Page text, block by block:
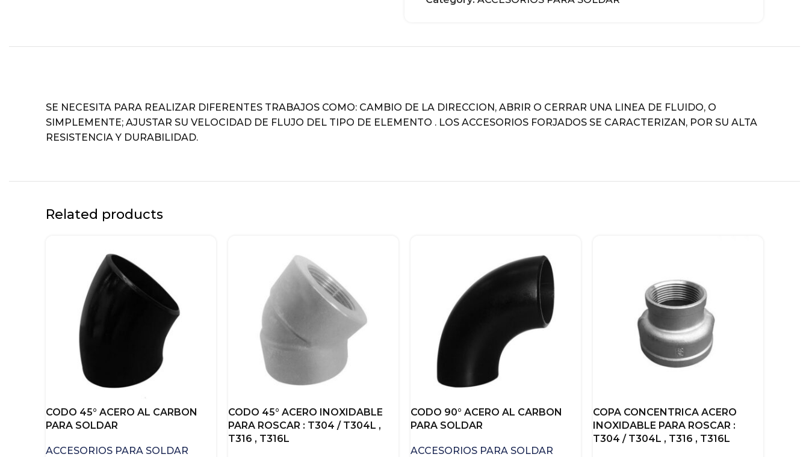
SE NECESITA PARA REALIZAR DIFERENTES TRABAJOS COMO: CAMBIO DE LA DIRECCION, ABRIR O CERRAR UNA LINEA DE FLUIDO, O
SIMPLEMENTE; AJUSTAR SU VELOCIDAD DE FLUJO DEL TIPO DE ELEMENTO . LOS ACCESORIOS FORJADOS SE CARACTERIZAN, POR SU ALTA
RESISTENCIA Y DURABILIDAD.
Related products
CODO 45° ACERO AL CARBON
PARA SOLDAR
ACCESORIOS PARA SOLDAR
CODO 45° ACERO INOXIDABLE
PARA ROSCAR : T304 / T304L ,
T316 , T316L
CODO 90° ACERO AL CARBON
PARA SOLDAR
ACCESORIOS PARA SOLDAR
COPA CONCENTRICA ACERO
INOXIDABLE PARA ROSCAR :
T304 / T304L , T316 , T316L